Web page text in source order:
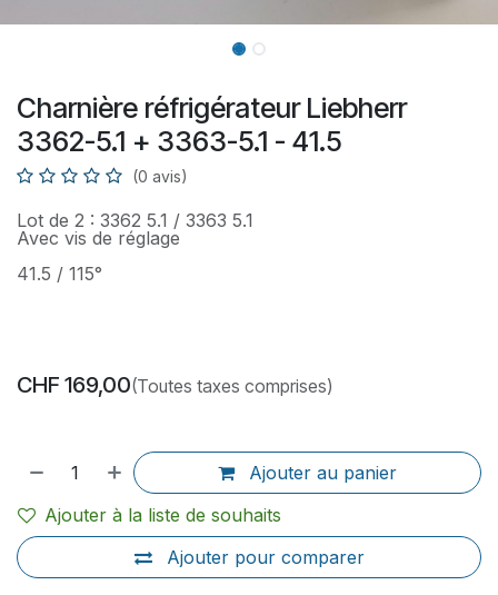
Charnière réfrigérateur Liebherr
3362-5.1 + 3363-5.1 - 41.5
(0 avis)
Lot de 2 : 3362 5.1 / 3363 5.1
Avec vis de réglage
41.5 / 115°
CHF 169,00(Toutes taxes comprises)
Ajouter au panier
Ajouter pour comparer
Ajouter à la liste de souhaits